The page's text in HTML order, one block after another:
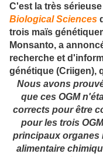
C'est la très
Biological Sciences
trois maïs
Monsanto, a
recherche et
génétique (Criigen),
Nous avons
que ces OGM
corrects pour être
pour les trois
principaux organes
alimentaire